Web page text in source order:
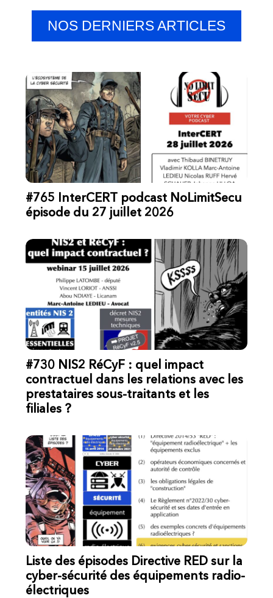
NOS DERNIERS ARTICLES
#765 InterCERT podcast NoLimitSecu
épisode du 27 juillet 2026
#730 NIS2 RéCyF : quel impact
contractuel dans les relations avec les
prestataires sous-traitants et les
filiales ?
Liste des épisodes Directive RED sur la
cyber-sécurité des équipements radio-
électriques